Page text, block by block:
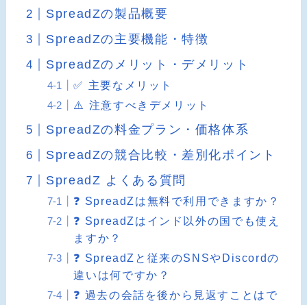
SpreadZの製品概要
SpreadZの主要機能・特徴
SpreadZのメリット・デメリット
✅ 主要なメリット
⚠️ 注意すべきデメリット
SpreadZの料金プラン・価格体系
SpreadZの競合比較・差別化ポイント
SpreadZ よくある質問
❓ SpreadZは無料で利用できますか？
❓ SpreadZはインド以外の国でも使え
ますか？
❓ SpreadZと従来のSNSやDiscordの
違いは何ですか？
❓ 過去の会話を後から見返すことはで